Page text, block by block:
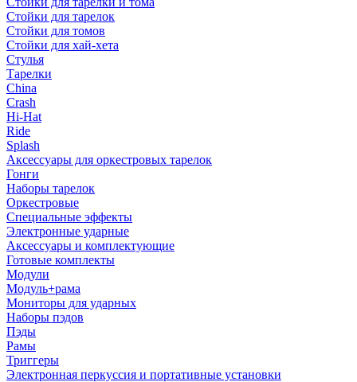
Стойки для тарелок
Стойки для томов
Стойки для хай-хета
Стулья
Тарелки
China
Crash
Hi-Hat
Ride
Splash
Аксессуары для оркестровых тарелок
Гонги
Наборы тарелок
Оркестровые
Специальные эффекты
Электронные ударные
Аксессуары и комплектующие
Готовые комплекты
Модули
Модуль+рама
Мониторы для ударных
Наборы пэдов
Пэды
Рамы
Триггеры
Электронная перкуссия и портативные установки